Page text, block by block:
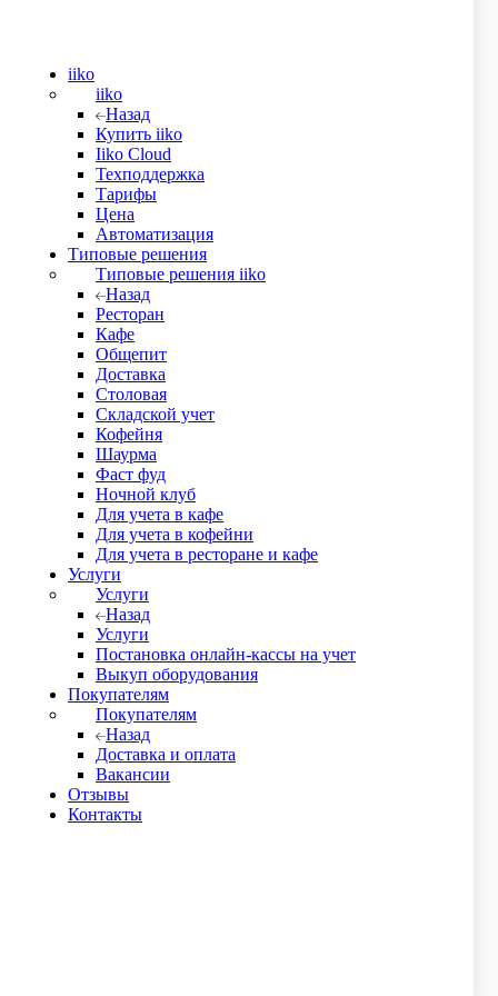
iiko
iiko
Назад
Купить iiko
Iiko Cloud
Техподдержка
Тарифы
Цена
Автоматизация
Типовые решения
Типовые решения iiko
Назад
Ресторан
Кафе
Общепит
Доставка
Столовая
Складской учет
Кофейня
Шаурма
Фаст фуд
Ночной клуб
Для учета в кафе
Для учета в кофейни
Для учета в ресторане и кафе
Услуги
Услуги
Назад
Услуги
Постановка онлайн-кассы на учет
Выкуп оборудования
Покупателям
Покупателям
Назад
Доставка и оплата
Вакансии
Отзывы
Контакты
Товар можно получить либо самовывозом из нашего
печать. В противном случае документы
его привозит курьер. Выдаются оригиналы первичных
данные в течение 6 часов и присылает нам
где нет пункта самовывоза ТК СДЭК, до бесплатно
и на усмотрение отправителя.
курьера.
10 в будние дни с 11 до 19